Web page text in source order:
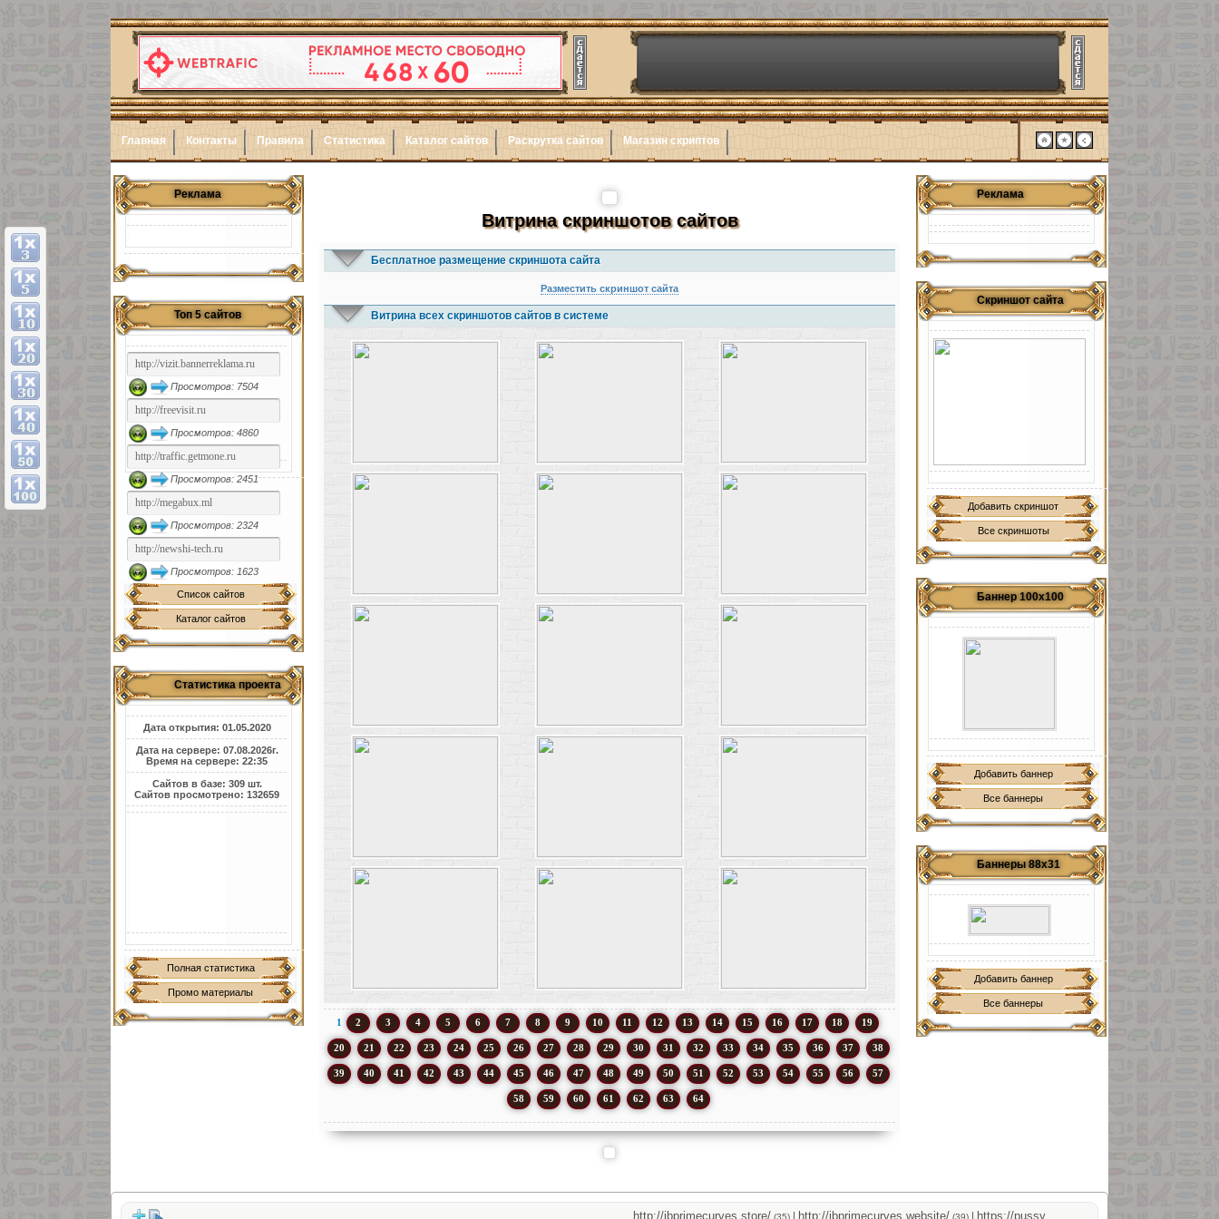
Главная Контакты Правила Статистика Каталог сайтов Раскрутка сайтов Магазин скриптов
Реклама
Топ 5 сайтов
Просмотров: 7504
Просмотров: 4860
Просмотров: 2451
Просмотров: 2324
Просмотров: 1623
Список сайтов
Каталог сайтов
Статистика проекта
Дата открытия: 01.05.2020
Дата на сервере: 07.08.2026г.
Время на сервере: 22:35
Сайтов в базе: 309 шт.
Сайтов просмотрено: 132659
Полная статистика
Промо материалы
Реклама
Скриншот сайта
Добавить скриншот
Все скриншоты
Баннер 100х100
Добавить баннер
Все баннеры
Баннеры 88х31
Добавить баннер
Все баннеры
Витрина скриншотов сайтов
Бесплатное размещение скриншота сайта
Разместить скриншот сайта
Витрина всех скриншотов сайтов в системе
1 2 3 4 5 6 7 8 9 10 11 12 13 14 15 16 17 18 19
20 21 22 23 24 25 26 27 28 29 30 31 32 33 34 35 36 37 38
39 40 41 42 43 44 45 46 47 48 49 50 51 52 53 54 55 56 57
58 59 60 61 62 63 64
http://jbprimecurves.store/(35)| http://jbprimecurves.website/(39)| https://pussyshop.chaturbate.com/male-cams/